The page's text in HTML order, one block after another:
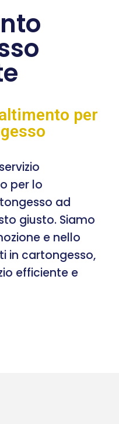
per
per lo
ad
giusto. Siamo
e nello
in cartongesso,
efficiente e